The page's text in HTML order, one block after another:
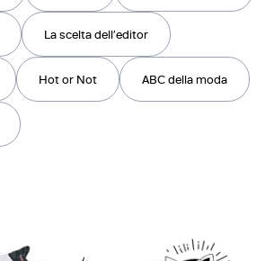
La scelta dell’editor
Hot or Not ABC della moda